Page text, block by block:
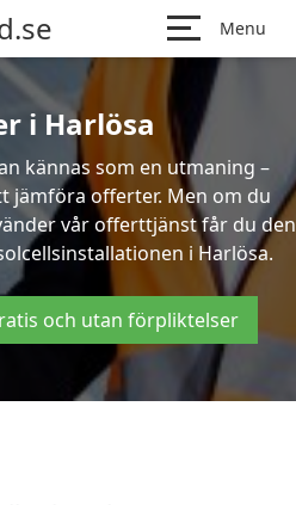
Menu
i Harlösa
kännas som en utmaning –
jämföra offerter. Men om du
vår offerttjänst får du den
i Harlösa.
och utan förpliktelser